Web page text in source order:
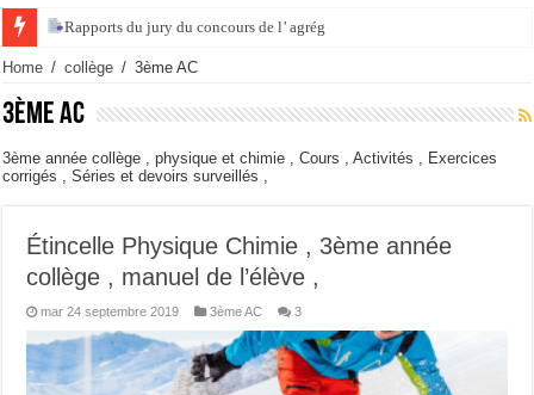
Rapports du jury du concours de l’ agrégation de scienc
Home / collège / 3ème AC
3ème AC
3ème année collège , physique et chimie , Cours , Activités , Exercices
corrigés , Séries et devoirs surveillés ,
Étincelle Physique Chimie , 3ème année
collège , manuel de l’élève ,
mar 24 septembre 2019 3ème AC 3